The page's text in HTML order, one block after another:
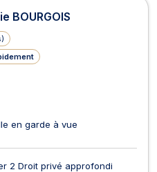
BOURGOIS
)
en garde à vue
2 Droit privé approfondi